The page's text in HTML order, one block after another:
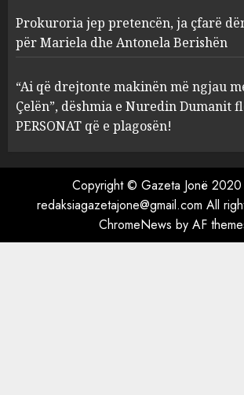
4
Prokuroria jep
çfarë dënimi
Berishën
MARCH 25, 2025
ngjau me Talo
dëshmia e
flet për
plagosën!
Prokuroria jep pretencën, ja çfarë
për Mariela dhe Antonela Berishën
“Ai që drejtonte makinën më ngjau
Çelën”, dëshmia e Nuredin Dumanit
PERSONAT që e plagosën!
Copyright © Gazeta Jonë 2020
redaksiagazetajone@gmail.com All
ChromeNews by AF